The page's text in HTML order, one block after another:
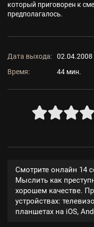
который приговорен к
предполагалось.
Дата выхода:
02.04.2008
Время:
44 мин.
Смотрите онлайн 14
Мыслить как
хорошем качестве.
устройствах:
планшетах на iOS,